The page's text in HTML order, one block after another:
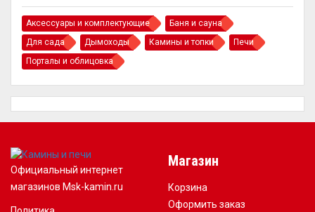
Аксессуары и комплектующие
Баня и сауна
Для сада
Дымоходы Камины и топки
Печи
Порталы и облицовка
Официальный интернет
магазинов Msk-kamin.ru
Магазин
Корзина
Оформить заказ